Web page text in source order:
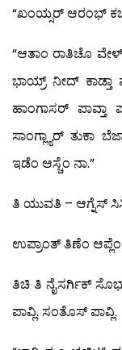
“ಖಂಯ್ಸರ್ ಆರಂಭ್
“ಆತಾಂ ರಾತಿಚೊ
ಭಾಯ್ರ್ ನೀದ್ ಕಾಡ್ತಾ
ಹಾಂಗಾಸರ್
ಸಾಂಗ್ಲ್ಯಾರ್ ತುಕಾ
ಇಡೆಂ ಆಸ್ಚೆಂ ನಾ.”
ತಿ ಯುವತಿ – ಆಗ್ನೆಸ್
ಉಪ್ರಾಂತ್ ತಿಣೆಂ
ತಿಚಿ ತಿ ನೈಸರ್ಗಿಕ್
ಪಾವ್ಲಿ. ಸಂತೊಸ್ ಪಾವ್ಲಿ.